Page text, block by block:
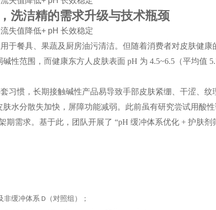
洗洁精的需求升级与技术瓶颈
于餐具、果蔬及厨房油污清洁。但随着消费者对皮肤健
性范围，而健康东方人皮肤表面 pH 为 4.5~6.5（平均值
习惯，长期接触碱性产品易导致手部皮肤紧绷、干涩、
水分散失加快，屏障功能减弱。此前虽有研究尝试用酸
期需求。基于此，团队开展了 “pH 缓冲体系优化 + 护肤
非缓冲体系 D（对照组）；